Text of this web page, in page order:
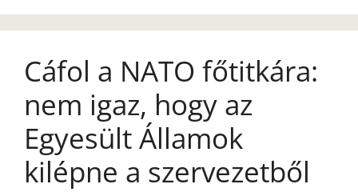
Cáfol a NATO főtitkára:
nem igaz, hogy az
Egyesült Államok
kilépne a szervezetből